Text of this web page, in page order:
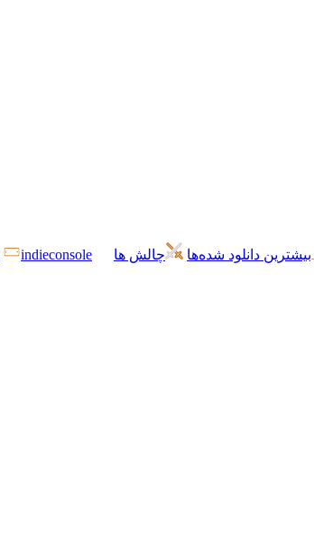
بیشترین دانلود شده‌ها چالش ها indieconsole